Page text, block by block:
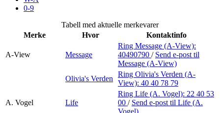
Praktisk informasjon
Ledige stillinger
0-9
Tabell med aktuelle merkevarer
Merke
Hvor Kontaktinfo
A-View Message
Ring Message (A-View):
40490790 / Send e-post til
Message (A-View)
Olivia's Verden
Ring Olivia's Verden (A-
View): 40 40 78 79
A. Vogel Life
Ring Life (A. Vogel): 22 40 53
00 / Send e-post til Life (A.
Vogel)